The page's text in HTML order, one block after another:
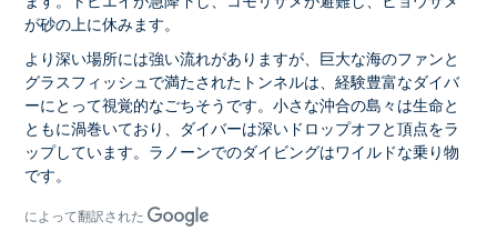
が砂の上に休みます。
より深い場所には強い流れがありますが、巨大な海のファンと
グラスフィッシュで満たされたトンネルは、経験豊富なダイバ
ーにとって視覚的なごちそうです。小さな沖合の島々は生命と
ともに渦巻いており、ダイバーは深いドロップオフと頂点をラ
ップしています。ラノーンでのダイビングはワイルドな乗り物
です。
によって翻訳された